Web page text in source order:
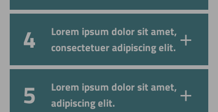
Lorem ipsum dolor sit amet,
consectetuer adipiscing elit.
Lorem ipsum dolor sit amet,
adipiscing elit.